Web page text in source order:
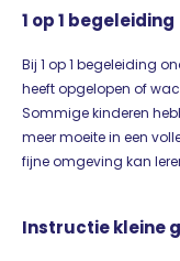
1 op 1 begeleiding
Bij 1 op 1 begeleiding
heeft opgelopen of
Sommige kinderen
meer moeite in een
fijne omgeving kan
Instructie kleine